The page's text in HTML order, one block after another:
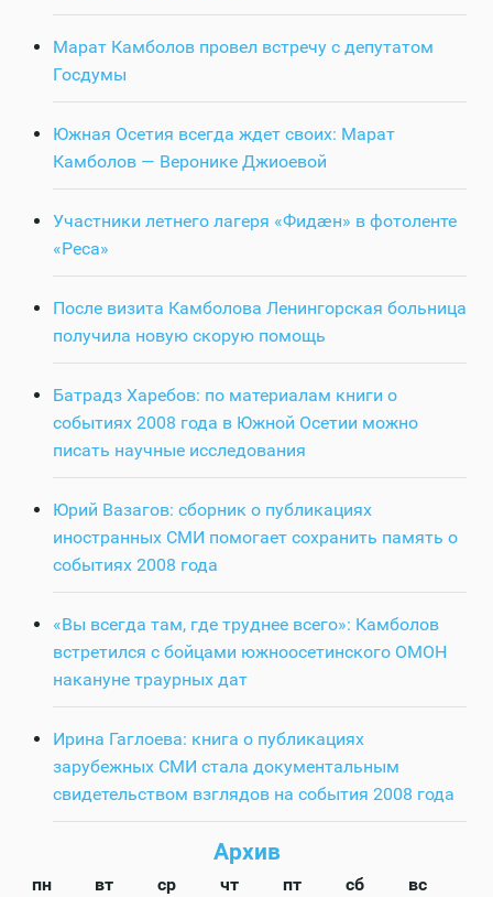
Марат Камболов провел встречу с депутатом
Госдумы
Южная Осетия всегда ждет своих: Марат
Камболов — Веронике Джиоевой
Участники летнего лагеря «Фидӕн» в фотоленте
«Реса»
После визита Камболова Ленингорская больница
получила новую скорую помощь
Батрадз Харебов: по материалам книги о
событиях 2008 года в Южной Осетии можно
писать научные исследования
Юрий Вазагов: сборник о публикациях
иностранных СМИ помогает сохранить память о
событиях 2008 года
«Вы всегда там, где труднее всего»: Камболов
встретился с бойцами южноосетинского ОМОН
накануне траурных дат
Ирина Гаглоева: книга о публикациях
зарубежных СМИ стала документальным
свидетельством взглядов на события 2008 года
Архив
пн вт ср чт пт сб
вс